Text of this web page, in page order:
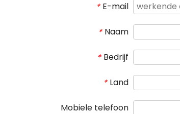
* E-mail
* Naam
* Bedrijf
* Land
Mobiele telefoon